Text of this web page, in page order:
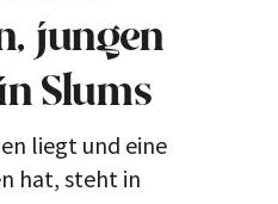
jungen
Slums
liegt und eine
hat, steht in